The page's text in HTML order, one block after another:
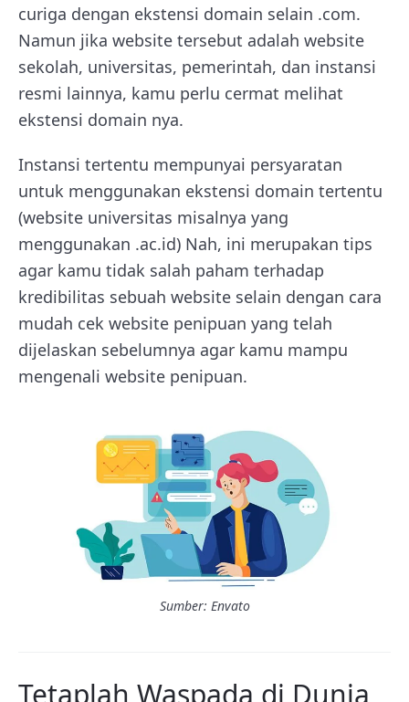
curiga dengan ekstensi domain selain .com.
Namun jika website tersebut adalah website
sekolah, universitas, pemerintah, dan instansi
resmi lainnya, kamu perlu cermat melihat
ekstensi domain nya.
Instansi tertentu mempunyai persyaratan
untuk menggunakan ekstensi domain tertentu
(website universitas misalnya yang
menggunakan .ac.id) Nah, ini merupakan tips
agar kamu tidak salah paham terhadap
kredibilitas sebuah website selain dengan cara
mudah cek website penipuan yang telah
dijelaskan sebelumnya agar kamu mampu
mengenali website penipuan.
Sumber: Envato
Tetaplah Waspada di Dunia